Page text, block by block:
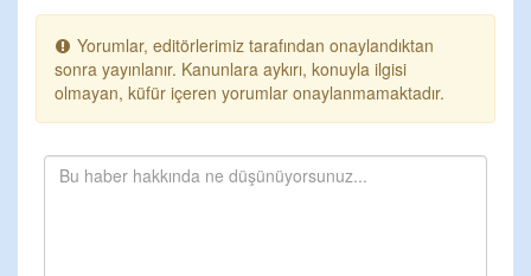
Yorumlar, editörlerimiz tarafından onaylandıktan
sonra yayınlanır. Kanunlara aykırı, konuyla ilgisi
olmayan, küfür içeren yorumlar onaylanmamaktadır.